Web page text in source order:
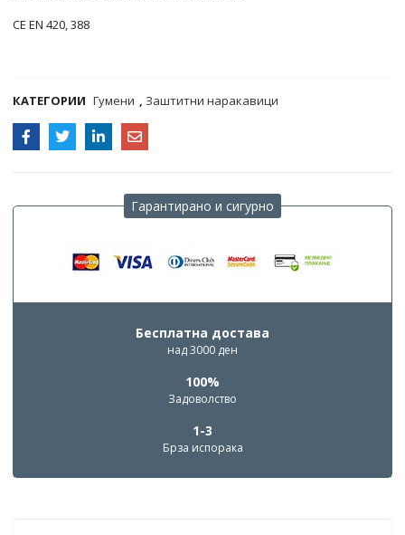
CE EN 420, 388
КАТЕГОРИИ Гумени , Заштитни наракавици
Гарантирано и сигурно
Бесплатна достава
над 3000 ден
100%
Задоволство
1-3
Брза испорака